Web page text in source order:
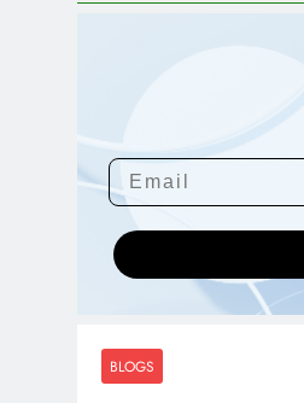
BLOGS